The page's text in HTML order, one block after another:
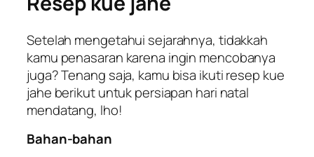
Setelah mengetahui sejarahnya, tidakkah
kamu penasaran karena ingin mencobanya
juga? Tenang saja, kamu bisa ikuti resep kue
jahe berikut untuk persiapan hari natal
mendatang, lho!
Bahan-bahan